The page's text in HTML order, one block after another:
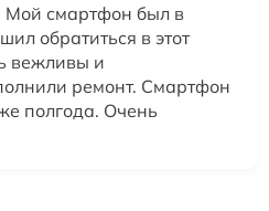
смартфон был в
обратиться в этот
вежливы и
ремонт. Смартфон
полгода. Очень